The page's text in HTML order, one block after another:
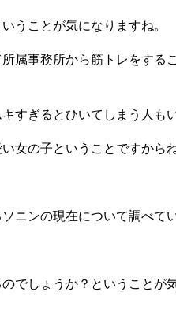
うことが気になりますね。
属事務所から筋トレをする
すぎるとひいてしまう人も
女の子ということですからね
ニンの現在について調べて
でしょうか？ということが